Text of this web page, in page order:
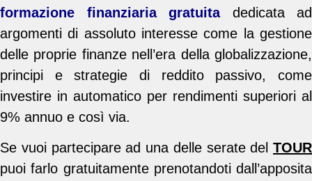
formazione finanziaria gratuitadedicata ad
argomenti di assoluto interesse come la gestione
delle proprie finanze nell’era della globalizzazione,
principi e strategie di reddito passivo, come
investire in automatico per rendimenti superiori al
9% annuo e così via.
Se vuoi partecipare ad una delle serate del TOUR
puoi farlo gratuitamente prenotandoti dall’apposita